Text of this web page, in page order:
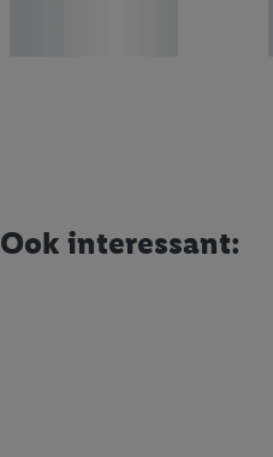
Ook interessant: